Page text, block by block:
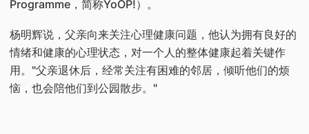
Programme，简称YoOP!）。
杨明辉说，父亲向来关注心理健康问题，他认为拥有良好的
情绪和健康的心理状态，对一个人的整体健康起着关键作
用。"父亲退休后，经常关注有困难的邻居，倾听他们的烦
恼，也会陪他们到公园散步。"